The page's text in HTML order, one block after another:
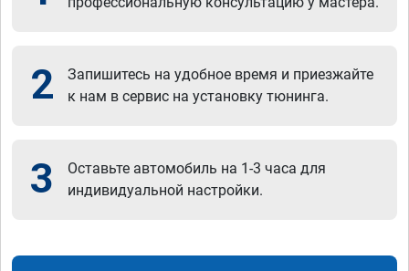
2
Запишитесь на удобное время и приезжайте
к нам в сервис на установку тюнинга.
3
Оставьте автомобиль на 1-3 часа для
индивидуальной настройки.